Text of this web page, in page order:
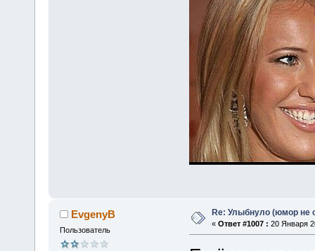
EvgenyB
Пользователь
Re: Улыбнуло (юмор не
« Ответ #1007 : 20 Января